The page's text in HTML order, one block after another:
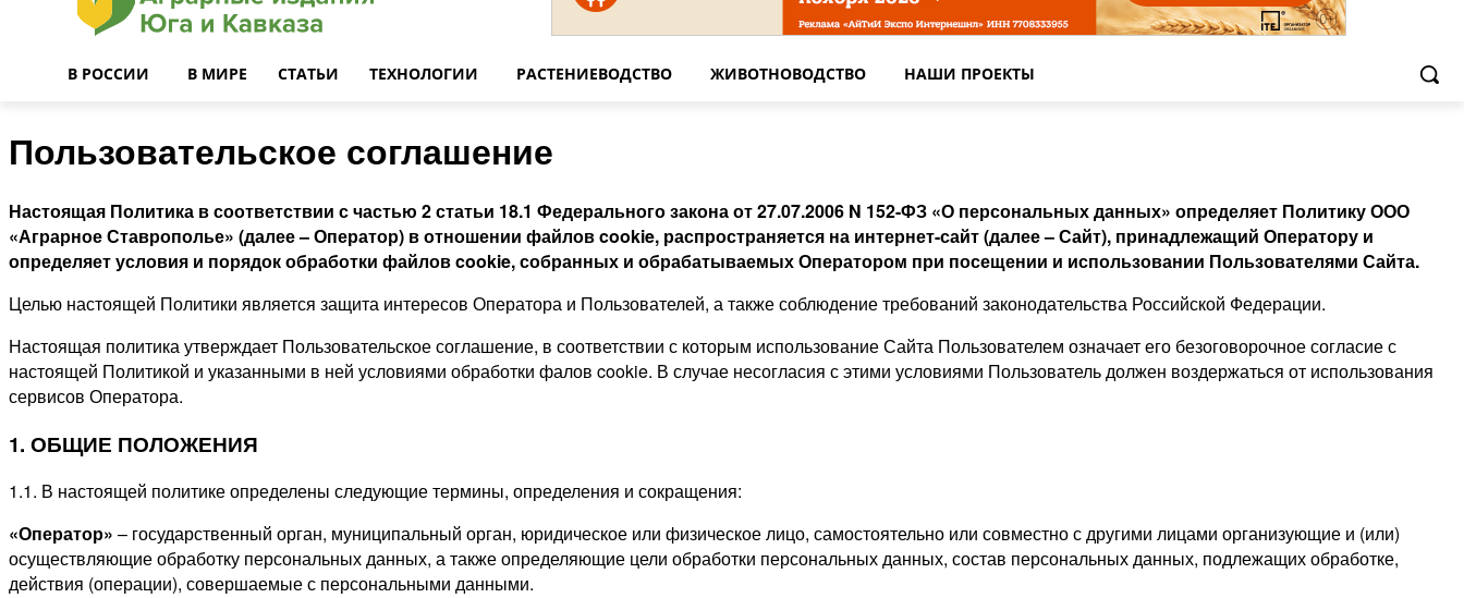
В РОССИИ В МИРЕ СТАТЬИ ТЕХНОЛОГИИ РАСТЕНИЕВОДСТВО ЖИВОТНОВОДСТВО НАШИ ПРОЕКТЫ
Пользовательское соглашение
Настоящая Политика в соответствии с частью 2 статьи 18.1 Федерального закона от 27.07.2006 N 152-ФЗ «О персональных данных» определяет Политику ООО
«Аграрное Ставрополье» (далее – Оператор) в отношении файлов cookie, распространяется на интернет-сайт (далее – Сайт), принадлежащий Оператору и
определяет условия и порядок обработки файлов cookie, собранных и обрабатываемых Оператором при посещении и использовании Пользователями Сайта.
Целью настоящей Политики является защита интересов Оператора и Пользователей, а также соблюдение требований законодательства Российской Федерации.
Настоящая политика утверждает Пользовательское соглашение, в соответствии с которым использование Сайта Пользователем означает его безоговорочное согласие с
настоящей Политикой и указанными в ней условиями обработки фалов cookie. В случае несогласия с этими условиями Пользователь должен воздержаться от использования
сервисов Оператора.
1. ОБЩИЕ ПОЛОЖЕНИЯ
1.1. В настоящей политике определены следующие термины, определения и сокращения:
«Оператор» – государственный орган, муниципальный орган, юридическое или физическое лицо, самостоятельно или совместно с другими лицами организующие и (или)
осуществляющиеобработку персональныхданных, атакжеопределяющие цели обработки персональных данных, состав персональных данных, подлежащих обработке,
действия (операции), совершаемые с персональными данными.